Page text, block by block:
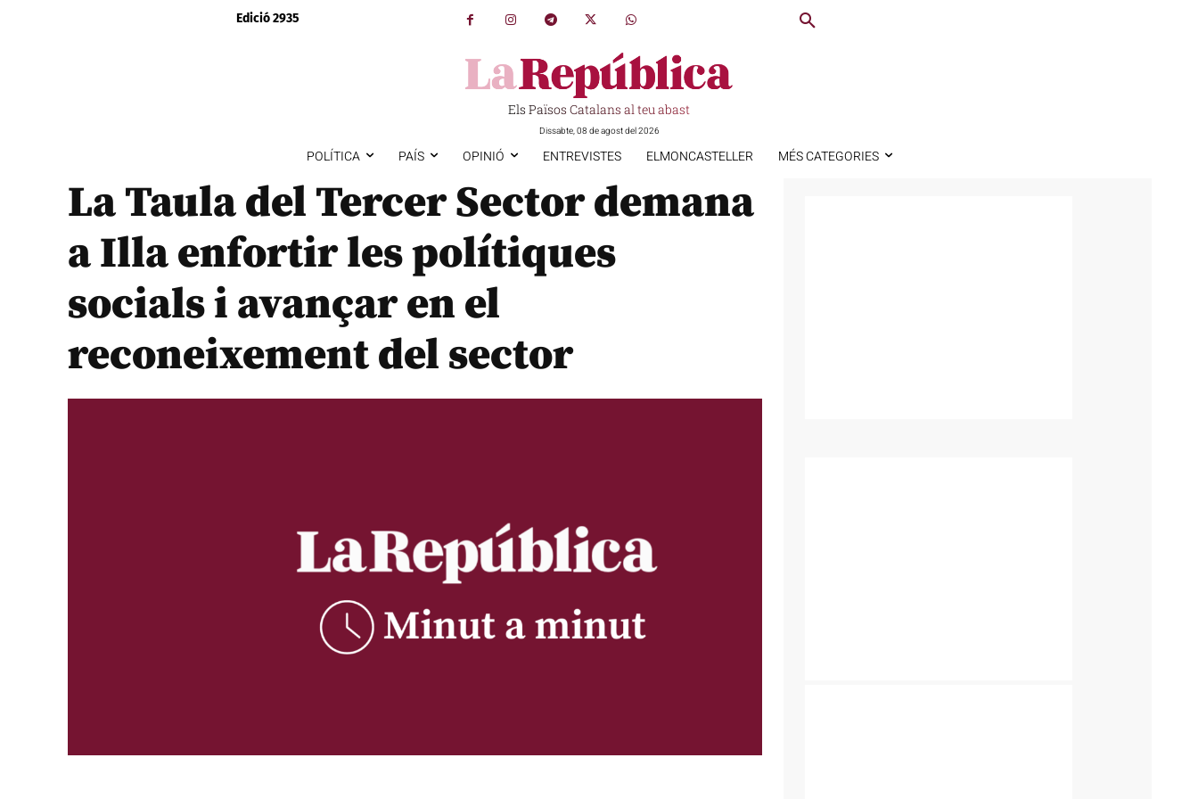
Edició 2935
Els Països Catalans al teu abast
Dissabte, 08 de agost del 2026
POLÍTICA PAÍS OPINIÓ ENTREVISTES ELMONCASTELLER MÉS CATEGORIES
La Taula del Tercer Sector demana
a Illa enfortir les polítiques
socials i avançar en el
reconeixement del sector